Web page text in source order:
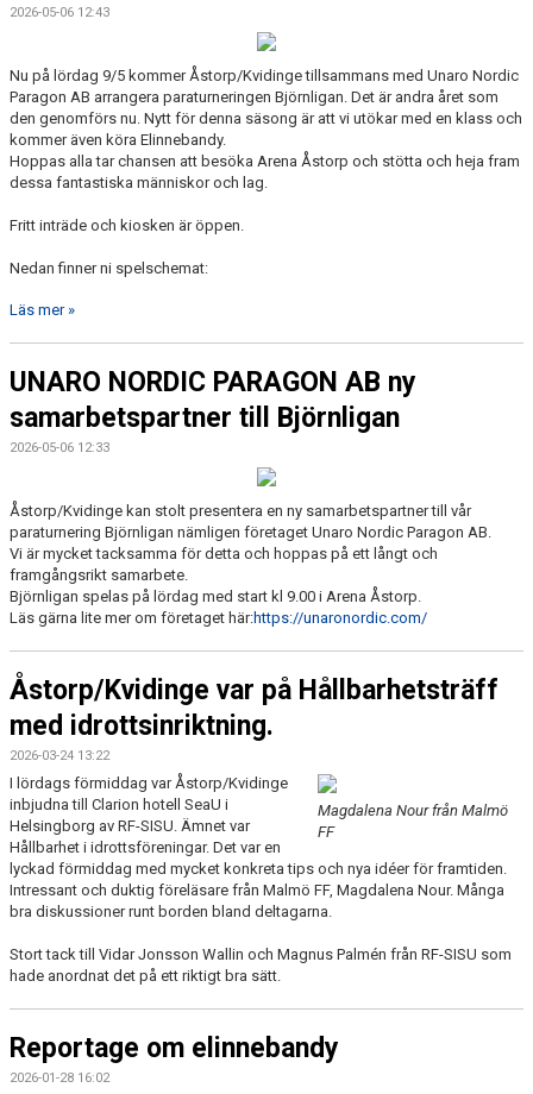
2026-05-06 12:43
Nu på lördag 9/5 kommer Åstorp/Kvidinge tillsammans med Unaro Nordic
Paragon AB arrangera paraturneringen Björnligan. Det är andra året som
den genomförs nu. Nytt för denna säsong är att vi utökar med en klass och
kommer även köra Elinnebandy.
Hoppas alla tar chansen att besöka Arena Åstorp och stötta och heja fram
dessa fantastiska människor och lag.
Fritt inträde och kiosken är öppen.
Nedan finner ni spelschemat:
Läs mer »
UNARO NORDIC PARAGON AB ny
samarbetspartner till Björnligan
2026-05-06 12:33
Åstorp/Kvidinge kan stolt presentera en ny samarbetspartner till vår
paraturnering Björnligan nämligen företaget Unaro Nordic Paragon AB.
Vi är mycket tacksamma för detta och hoppas på ett långt och
framgångsrikt samarbete.
Björnligan spelas på lördag med start kl 9.00 i Arena Åstorp.
Läs gärna lite mer om företaget här:https://unaronordic.com/
Åstorp/Kvidinge var på Hållbarhetsträff
med idrottsinriktning.
2026-03-24 13:22
Magdalena Nour från Malmö
FF
I lördags förmiddag var Åstorp/Kvidinge
inbjudna till Clarion hotell SeaU i
Helsingborg av RF-SISU. Ämnet var
Hållbarhet i idrottsföreningar. Det var en
lyckad förmiddag med mycket konkreta tips och nya idéer för framtiden.
Intressant och duktig föreläsare från Malmö FF, Magdalena Nour. Många
bra diskussioner runt borden bland deltagarna.
Stort tack till Vidar Jonsson Wallin och Magnus Palmén från RF-SISU som
hade anordnat det på ett riktigt bra sätt.
Reportage om elinnebandy
2026-01-28 16:02